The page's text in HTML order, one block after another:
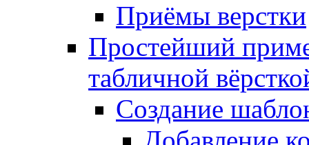
Приёмы верстки
Простейший
табличной
Создание